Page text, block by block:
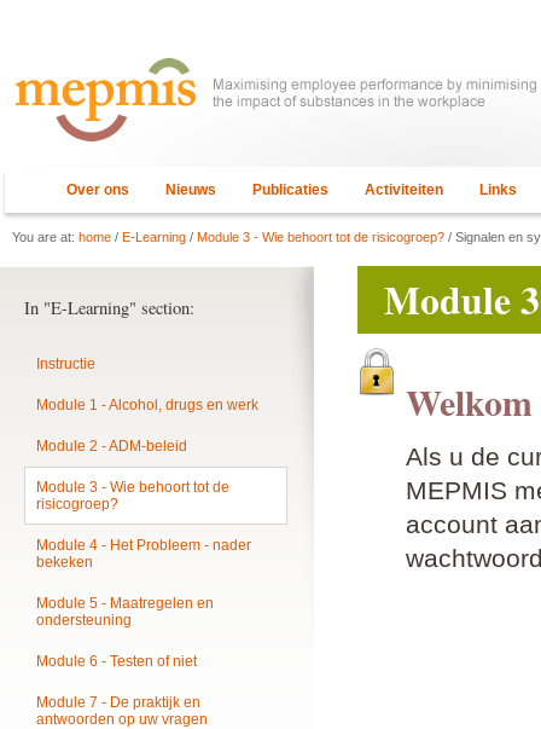
Over ons Nieuws Publicaties Activiteiten Links
You are at: home / E-Learning / Module 3 - Wie behoort tot de risicogroep? / Signalen en
Module
Als u de
MEPMIS
account
In "E-Learning" section:
Instructie
Module 1 - Alcohol, drugs en werk
Module 2 - ADM-beleid
Module 3 - Wie behoort tot de
risicogroep?
Module 4 - Het Probleem - nader
bekeken
Module 5 - Maatregelen en
ondersteuning
Module 6 - Testen of niet
Module 7 - De praktijk en
antwoorden op uw vragen